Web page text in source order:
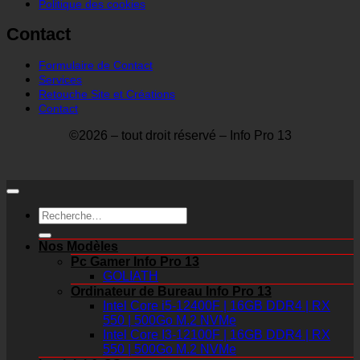
Politique des cookies
Contact
Formulaire de Contact
Services
Retouche Site et Créations
Contact
©2026 – tout droit réservé – Info Pro 13
Recherche
pour :
Nos Modèles
Pc Gamer Info Pro 13
GOLIATH
Ordinateur de Bureau Info Pro 13
Intel Core i5-12400F | 16GB DDR4 | RX
550 | 500Go M.2 NVMe
Intel Core I3-12100F | 16GB DDR4 | RX
550 | 500Go M.2 NVMe